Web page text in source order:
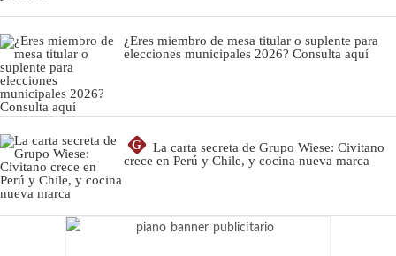
¿Eres miembro de mesa titular o suplente para
elecciones municipales 2026? Consulta aquí
G
La carta secreta de Grupo Wiese: Civitano
crece en Perú y Chile, y cocina nueva marca